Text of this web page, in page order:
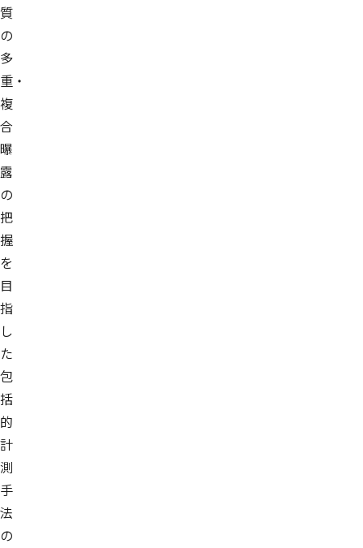
質
の
多
重・
複
合
曝
露
の
把
握
を
目
指
し
た
包
括
的
計
測
手
法
の